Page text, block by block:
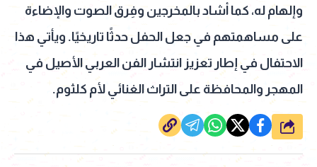
وإلهام له، كما أشاد بالمخرجين وفِرق الصوت والإضاءة
على مساهمتهم في جعل الحفل حدثًا تاريخيًا. ويأتي هذا
الاحتفال في إطار تعزيز انتشار الفن العربي الأصيل في
المهجر والمحافظة على التراث الغنائي لأم كلثوم.
شارك